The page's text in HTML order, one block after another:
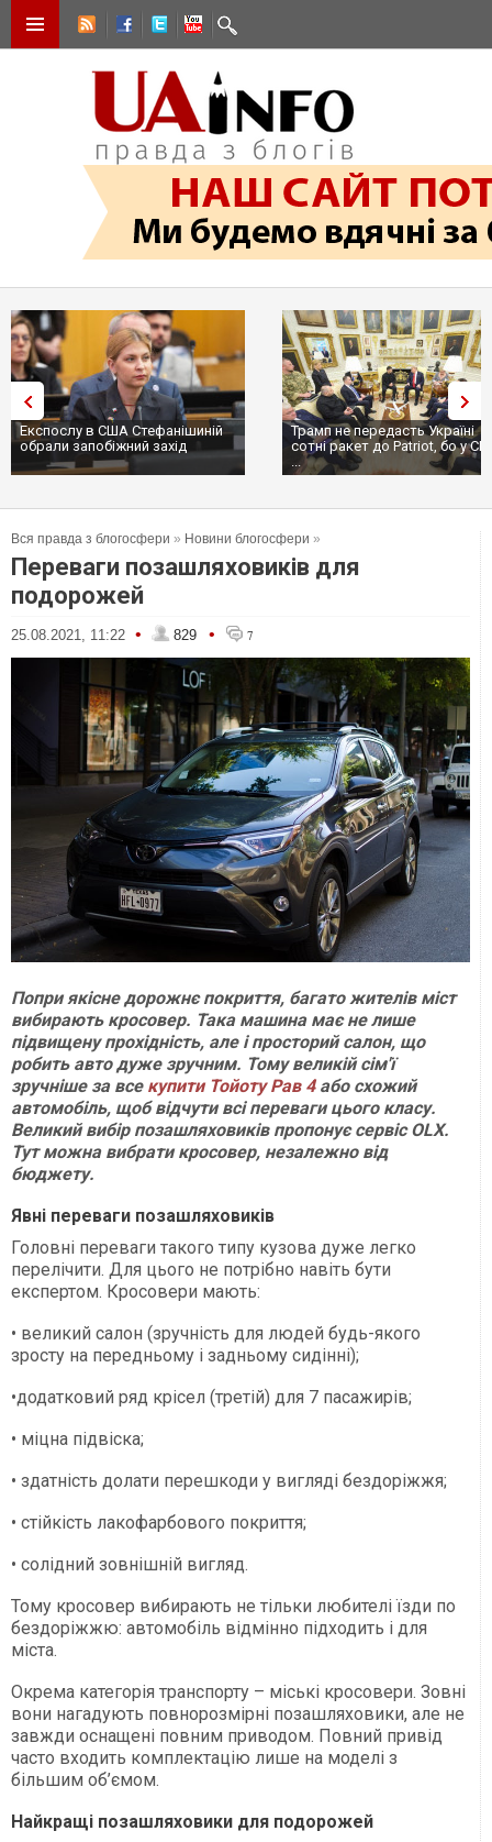
Експослу в США Стефанішиній
обрали запобіжний захід
Трамп не передасть Україні
сотні ракет до Patriot, бо у
...
Вся правда з блогосфери » Новини блогосфери »
Переваги позашляховиків для
подорожей
25.08.2021, 11:22 • 829 • 7
Попри якісне дорожнє покриття, багато жителів міст
вибирають кросовер. Така машина має не лише
підвищену прохідність, але і просторий салон, що
робить авто дуже зручним. Тому великій сім'ї
зручніше за все купити Тойоту Рав 4або схожий
автомобіль, щоб відчути всі переваги цього класу.
Великий вибір позашляховиків пропонує сервіс OLX.
Тут можна вибрати кросовер, незалежно від
бюджету.
Явні переваги позашляховиків
Головні переваги такого типу кузова дуже легко
перелічити. Для цього не потрібно навіть бути
експертом. Кросовери мають:
• великий салон (зручність для людей будь-якого
зросту на передньому і задньому сидінні);
•додатковий ряд крісел (третій) для 7 пасажирів;
• міцна підвіска;
• здатність долати перешкоди у вигляді бездоріжжя;
• стійкість лакофарбового покриття;
• солідний зовнішній вигляд.
Тому кросовер вибирають не тільки любителі їзди по
бездоріжжю: автомобіль відмінно підходить і для
міста.
Окрема категорія транспорту – міські кросовери. Зовні
вони нагадують повнорозмірні позашляховики, але не
завжди оснащені повним приводом. Повний привід
часто входить комплектацію лише на моделі з
більшим об’ємом.
Найкращі позашляховики для подорожей